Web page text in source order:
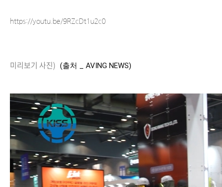
https://youtu.be/9RZcDt1u2c0
미리보기 사진) (출처 _ AVING NEWS)